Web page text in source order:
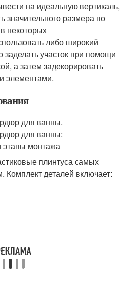
на идеальную вертикаль,
значительного размера по
некоторых
либо широкий
заделать участок при помощи
а затем задекорировать
элементами.
плинтуса самых
Комплект деталей включает: